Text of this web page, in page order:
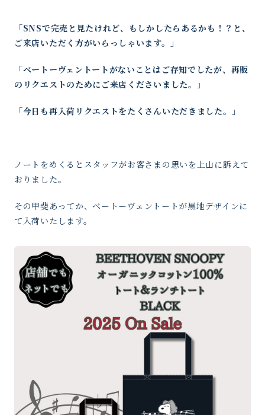
「SNSで完売と見たけれど、もしかしたらあるかも！？と、
ご来店いただく方がいらっしゃいます。」
「ベートーヴェントートがないことはご存知でしたが、再販
のリクエストのためにご来店くださいました。」
「今日も再入荷リクエストをたくさんいただきました。」
ノートをめくるとスタッフがお客さまの思いを上山に訴えて
おりました。
その甲斐あってか、ベートーヴェントートが黒地デザインに
て入荷いたします。